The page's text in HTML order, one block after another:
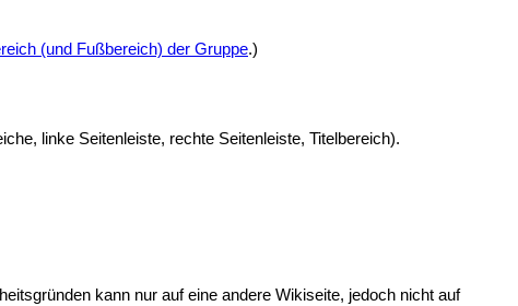
(und Fußbereich) der Gruppe.)
linke Seitenleiste, rechte Seitenleiste, Titelbereich).
kann nur auf eine andere Wikiseite, jedoch nicht auf